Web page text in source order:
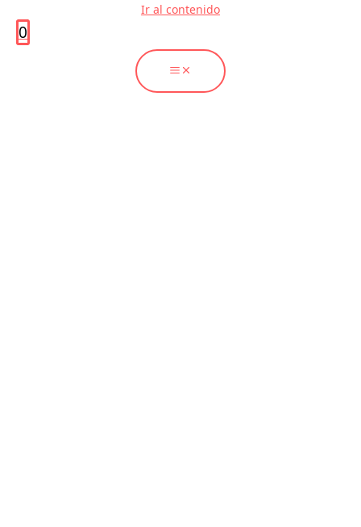
Ir al contenido
0